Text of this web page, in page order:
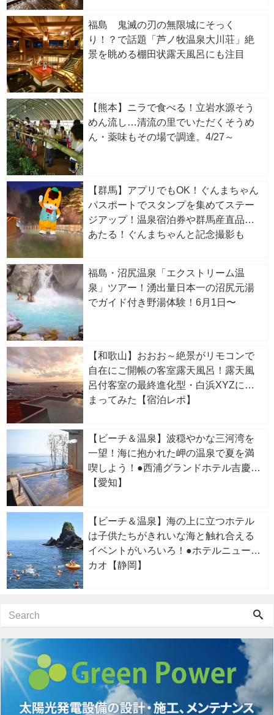
福島 鬼滅の刃の無限城にそっく
り！？で話題「芦ノ牧温泉大川荘」絶
景を眺める棚田状露天風呂にも注目
【熊本】ニラで食べる！立岩水源そう
めん流し…清流の里でいただくそうめ
ん・薬味もその場で調達。4/27～
【群馬】アプリでもOK！ぐんまちゃん
パスポートでスタンプを集めてステー
ジアップ！温泉宿泊券や群馬産直品が
あたる！ぐんまちゃんと記念撮影も
福島・沼尻温泉「エクストリーム温
泉」ツアー！湧出量日本一の沼尻元湯
でガイド付き野湯体験！6月1日〜
【和歌山】おおお～絶景がリモコンで
自在にご開帳の客室露天風呂！露天風
呂付客室の最終進化型・白浜XYZに泊
まってみた【宿泊レポ】
【ビーチ＆温泉】波穏やかな三河湾を
一望！海に抱かれた岬の温泉で夏を満
喫しよう！●西浦グランドホテル吉慶
【愛知】
【ビーチ＆温泉】海の上に立つホテル
は子供たちがきれいな海と触れ合える
イベントがいろいろ！●ホテルニューア
カオ【静岡】